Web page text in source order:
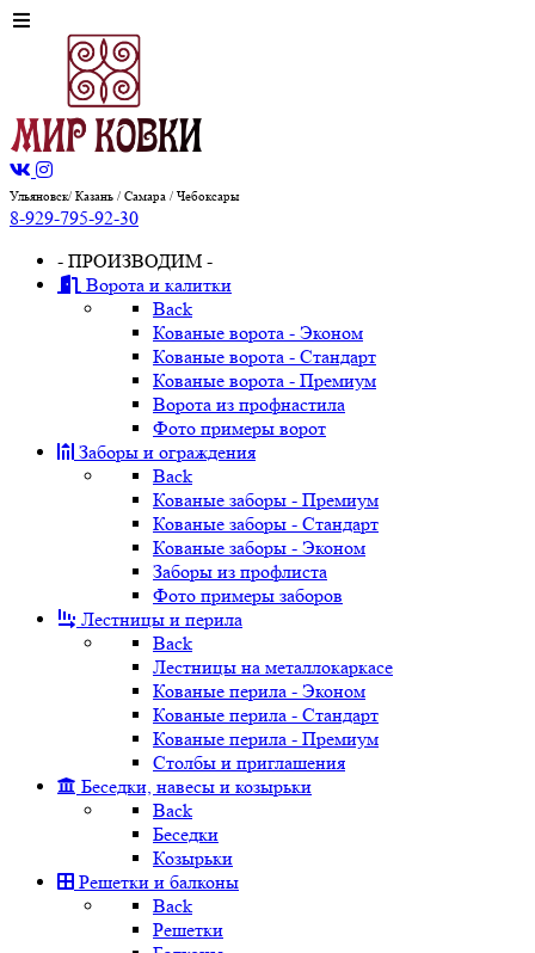
Ульяновск/ Казань / Самара / Чебоксары
8-929-795-92-30
- ПРОИЗВОДИМ -
Ворота и калитки
Back
Кованые ворота - Эконом
Кованые ворота - Стандарт
Кованые ворота - Премиум
Ворота из профнастила
Фото примеры ворот
Заборы и ограждения
Back
Кованые заборы - Премиум
Кованые заборы - Стандарт
Кованые заборы - Эконом
Заборы из профлиста
Фото примеры заборов
Лестницы и перила
Back
Лестницы на металлокаркасе
Кованые перила - Эконом
Кованые перила - Стандарт
Кованые перила - Премиум
Столбы и приглашения
Беседки, навесы и козырьки
Back
Беседки
Козырьки
Решетки и балконы
Back
Решетки